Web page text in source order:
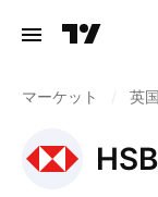
マーケット 英国